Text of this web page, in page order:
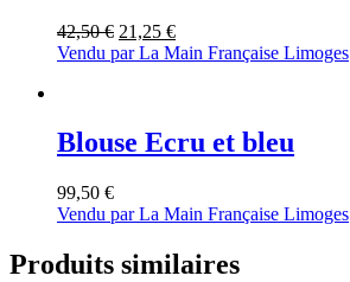
42,50€ Le
prix
21,25 €Le
prix
Vendu par La Main Française Limoges
Blouse Ecru et bleu
99,50 €
Vendu par La Main Française Limoges
Produits similaires